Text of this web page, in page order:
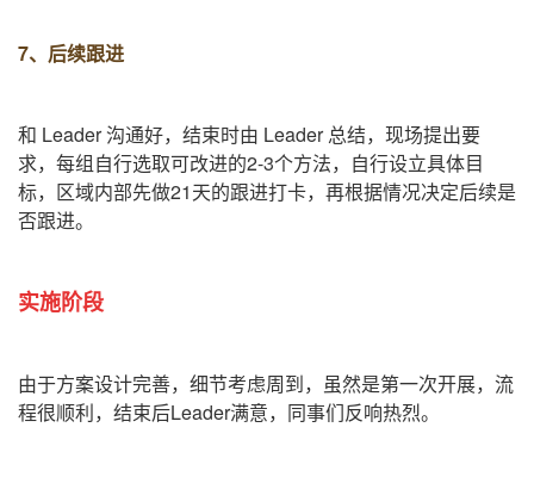
7、后续跟进
和 Leader沟通好，结束时由 Leader总结，现场提出要
求，每组自行选取可改进的2-3个方法，自行设立具体目
标，区域内部先做21天的跟进打卡，再根据情况决定后续是
否跟进。
实施阶段
由于方案设计完善，细节考虑周到，虽然是第一次开展，流
程很顺利，结束后Leader满意，同事们反响热烈。